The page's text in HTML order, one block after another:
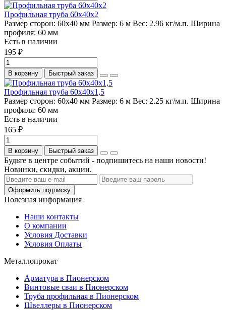
Профильная труба 60х40х2
Размер сторон: 60х40 мм Размер: 6 м Вес: 2.96 кг/м.п. Ширина
профиля: 60 мм
Есть в наличии
195 ₽
В корзину Быстрый заказ
Профильная труба 60х40х1,5
Размер сторон: 60х40 мм Размер: 6 м Вес: 2.25 кг/м.п. Ширина
профиля: 60 мм
Есть в наличии
165 ₽
В корзину Быстрый заказ
Будьте в центре событий - подпишитесь на наши новости!
Новинки, скидки, акции.
Оформить подписку
Полезная информация
Наши контакты
О компании
Условия Доставки
Условия Оплаты
Металлопрокат
Арматура в Пионерском
Винтовые сваи в Пионерском
Труба профильная в Пионерском
Швеллеры в Пионерском